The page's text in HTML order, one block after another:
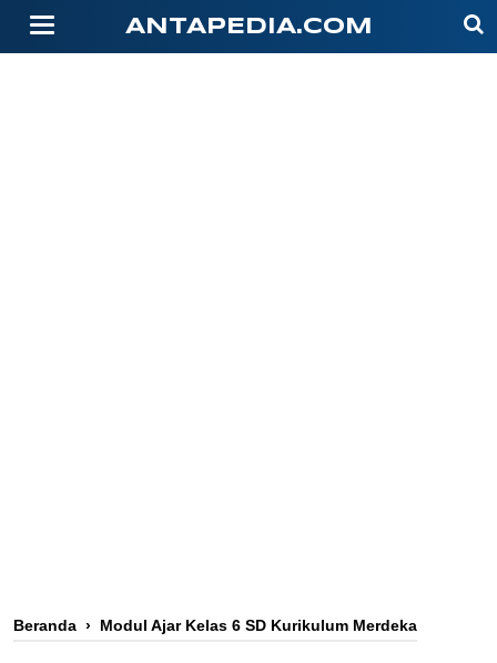
ANTAPEDIA.COM
Beranda › Modul Ajar Kelas 6 SD Kurikulum Merdeka